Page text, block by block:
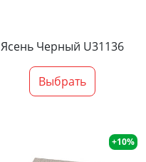
Ясень Черный U31136
Выбрать
+10%